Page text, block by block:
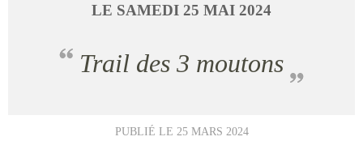
LE SAMEDI 25 MAI 2024
Trail des 3 moutons
PUBLIÉ LE 25 MARS 2024